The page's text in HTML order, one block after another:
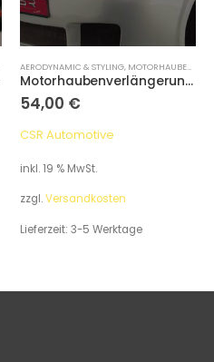
AERODYNAMIC & STYLING, MOTORHAUBENVERLÄNGERUNG
Motorhaubenverlängerung, VW Passat 3B
54,00 €
CSR Automotive
inkl. 19 % MwSt.
zzgl.Versandkosten
Lieferzeit: 3-5 Werktage